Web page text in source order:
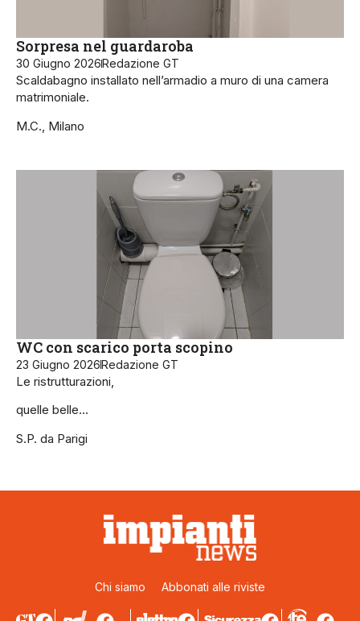
Sorpresa nel guardaroba
30 Giugno 2026Redazione GT
Scaldabagno installato nell’armadio a muro di una camera
matrimoniale.
M.C., Milano
WC con scarico porta scopino
23 Giugno 2026Redazione GT
Le ristrutturazioni,
quelle belle…
S.P. da Parigi
Chi siamo Abbonati alle riviste